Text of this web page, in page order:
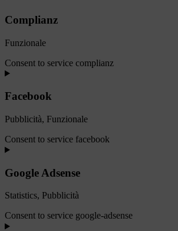
Complianz
Funzionale
Consent to service complianz
Facebook
Pubblicità, Funzionale
Consent to service facebook
Google Adsense
Statistics, Pubblicità
Consent to service google-adsense